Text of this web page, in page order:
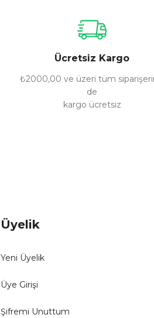
Ücretsiz Kargo
₺2000,00 ve üzeri tüm
de
kargo ücretsiz
Üyelik
Yeni Üyelik
Üye Girişi
Şifremi Unuttum